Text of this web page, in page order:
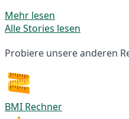
Mehr lesen
Alle Stories lesen
Probiere unsere anderen
BMI Rechner